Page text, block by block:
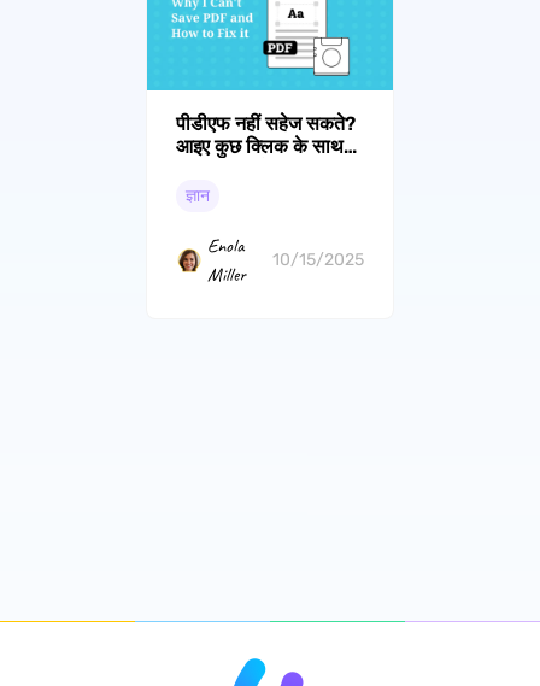
पीडीएफ नहीं सहेज सकते?
आइए कुछ क्लिक के साथ
ज्ञान
Enola
Miller
10/15/2025